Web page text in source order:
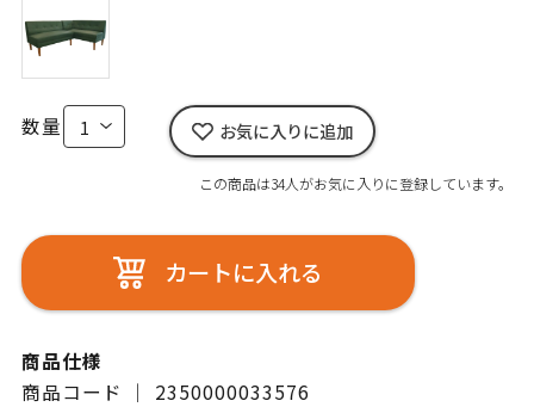
数量 お気に入りに追加
この商品は34人がお気に入りに登録しています。
カートに入れる
商品仕様
商品コード ｜ 2350000033576